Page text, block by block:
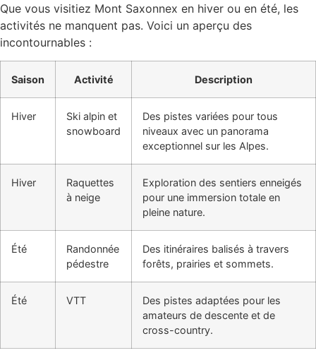
Que vous visitiez Mont Saxonnex en hiver ou en été, les
activités ne manquent pas. Voici un aperçu des
incontournables :
Saison Activité Description
Hiver
Ski alpin et
snowboard
Des pistes variées pour tous
niveaux avec un panorama
exceptionnel sur les Alpes.
Hiver
Raquettes
à neige
Exploration des sentiers enneigés
pour une immersion totale en
pleine nature.
Été
Randonnée
pédestre
Des itinéraires balisés à travers
forêts, prairies et sommets.
Été VTT
Des pistes adaptées pour les
amateurs de descente et de
cross-country.